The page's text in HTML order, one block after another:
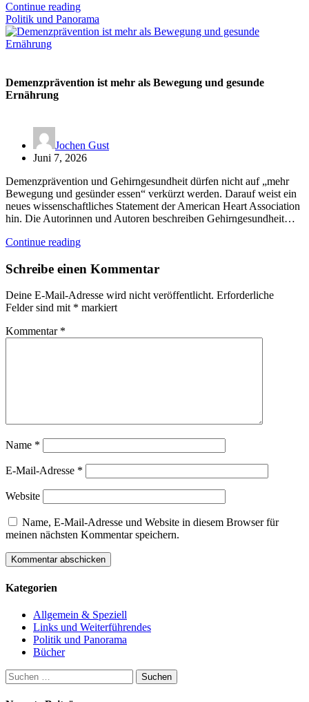
Continue reading
Politik und Panorama
Demenzprävention ist mehr als Bewegung und gesunde
Ernährung
Jochen Gust
Juni 7, 2026
Demenzprävention und Gehirngesundheit dürfen nicht auf „mehr
Bewegung und gesünder essen“ verkürzt werden. Darauf weist ein
neues wissenschaftliches Statement der American Heart Association
hin. Die Autorinnen und Autoren beschreiben Gehirngesundheit…
Continue reading
Schreibe einen Kommentar
Deine E-Mail-Adresse wird nicht veröffentlicht. Erforderliche
Felder sind mit * markiert
Kommentar *
Name *
E-Mail-Adresse *
Website
Name, E-Mail-Adresse und Website in diesem Browser für
meinen nächsten Kommentar speichern.
Kategorien
Allgemein & Speziell
Links und Weiterführendes
Politik und Panorama
Bücher
Suchen
nach: